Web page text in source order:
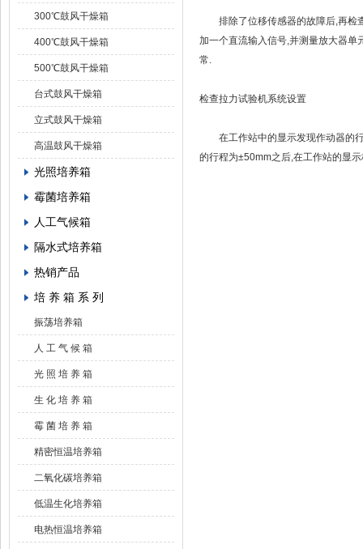
300℃鼓风干燥箱
400℃鼓风干燥箱
500℃鼓风干燥箱
台式鼓风干燥箱
立式鼓风干燥箱
高温鼓风干燥箱
光照培养箱
霉菌培养箱
人工气候箱
隔水式培养箱
热销产品
培 养 箱 系 列
振荡培养箱
人 工 气 候 箱
光 照 培 养 箱
生 化 培 养 箱
霉 菌 培 养 箱
精密恒温培养箱
二氧化碳培养箱
低温生化培养箱
电热恒温培养箱
排除了位移传感器的故障后,再检查
加一个直流输入信号,并测量放大器单
常.
检查拉力试验机系统设置
在工作站中的显示发现作动器的行
的行程为±50mm之后,在工作站的显